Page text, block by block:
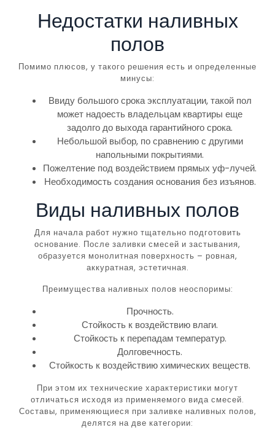
Недостатки наливных
полов
Помимо плюсов, у такого решения есть и определенные
минусы:
Ввиду большого срока эксплуатации, такой пол
может надоесть владельцам квартиры еще
задолго до выхода гарантийного срока.
Небольшой выбор, по сравнению с другими
напольными покрытиями.
Пожелтение под воздействием прямых уф-лучей.
Необходимость создания основания без изъянов.
Виды наливных полов
Для начала работ нужно тщательно подготовить
основание. После заливки смесей и застывания,
образуется монолитная поверхность – ровная,
аккуратная, эстетичная.
Преимущества наливных полов неоспоримы:
Прочность.
Стойкость к воздействию влаги.
Стойкость к перепадам температур.
Долговечность.
Стойкость к воздействию химических веществ.
При этом их технические характеристики могут
отличаться исходя из применяемого вида смесей.
Составы, применяющиеся при заливке наливных полов,
делятся на две категории: